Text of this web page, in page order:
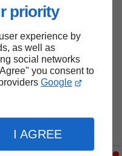
priority
experience by
as well as
social networks
you consent to
Google
I AGREE